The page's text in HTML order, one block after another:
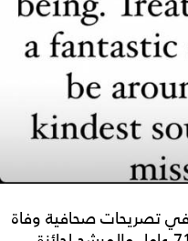
في تصريحات صحافية وفاة